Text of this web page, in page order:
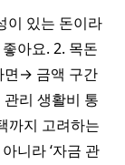
이 있는 돈이라
아요. 2. 목돈
면→ 금액 구간
리 생활비 통
까지 고려하는
니라 ‘자금 관